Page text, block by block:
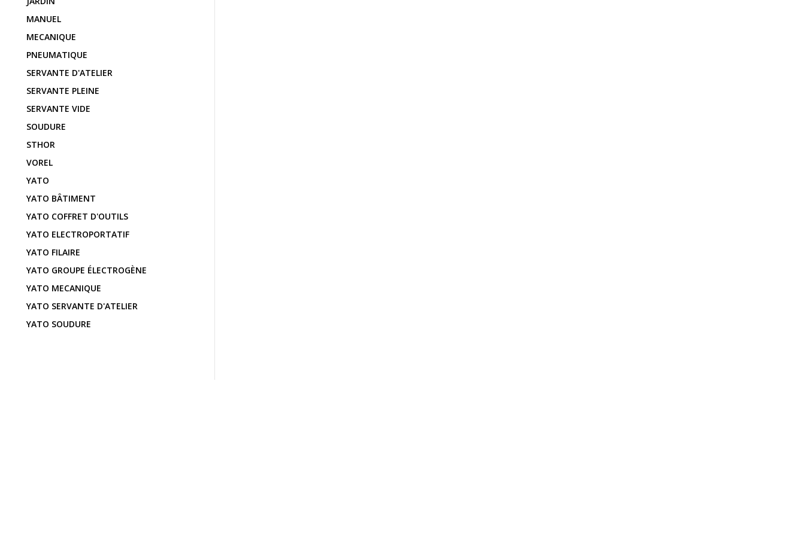
MANUEL
MECANIQUE
PNEUMATIQUE
SERVANTE D'ATELIER
SERVANTE PLEINE
SERVANTE VIDE
SOUDURE
STHOR
VOREL
YATO
YATO BÂTIMENT
YATO COFFRET D'OUTILS
YATO ELECTROPORTATIF
YATO FILAIRE
YATO GROUPE ÉLECTROGÈNE
YATO MECANIQUE
YATO SERVANTE D'ATELIER
YATO SOUDURE